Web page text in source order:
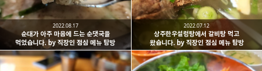
순대가 아주 마음에 드는 순댓국을
먹었습니다. by 직장인 점심 메뉴 탐방
2022.08.17
상주한우설렁탕에서 갈비탕 먹고
왔습니다. by 직장인 점심 메뉴 탐방
2022.07.12